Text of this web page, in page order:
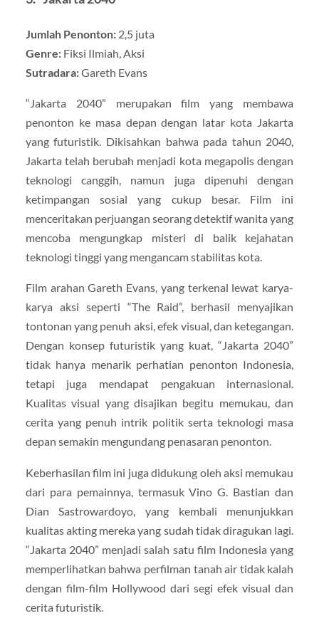
Jumlah Penonton:2,5 juta
Genre:Fiksi Ilmiah, Aksi
Sutradara:Gareth Evans
“Jakarta 2040” merupakan film yang membawa
penonton ke masa depan dengan latar kota Jakarta
yang futuristik. Dikisahkan bahwa pada tahun 2040,
Jakarta telah berubah menjadi kota megapolis dengan
teknologi canggih, namun juga dipenuhi dengan
ketimpangan sosial yang cukup besar. Film ini
menceritakan perjuangan seorang detektif wanita yang
mencoba mengungkap misteri di balik kejahatan
teknologi tinggi yang mengancam stabilitas kota.
Film arahan Gareth Evans, yang terkenal lewat karya-
karya aksi seperti “The Raid”, berhasil menyajikan
tontonan yang penuh aksi, efek visual, dan ketegangan.
Dengan konsep futuristik yang kuat, “Jakarta 2040”
tidak hanya menarik perhatian penonton Indonesia,
tetapi juga mendapat pengakuan internasional.
Kualitas visual yang disajikan begitu memukau, dan
cerita yang penuh intrik politik serta teknologi masa
depan semakin mengundang penasaran penonton.
Keberhasilan film ini juga didukung oleh aksi memukau
dari para pemainnya, termasuk Vino G. Bastian dan
Dian Sastrowardoyo, yang kembali menunjukkan
kualitas akting mereka yang sudah tidak diragukan lagi.
“Jakarta 2040” menjadi salah satu film Indonesia yang
memperlihatkan bahwa perfilman tanah air tidak kalah
dengan film-film Hollywood dari segi efek visual dan
cerita futuristik.